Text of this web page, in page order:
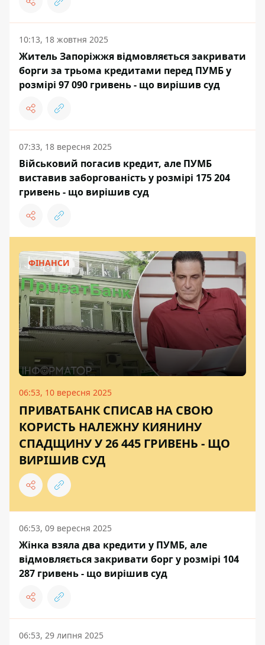
10:13, 18 жовтня 2025
Житель Запоріжжя відмовляється закривати
борги за трьома кредитами перед ПУМБ у
розмірі 97 090 гривень - що вирішив суд
07:33, 18 вересня 2025
Військовий погасив кредит, але ПУМБ
виставив заборгованість у розмірі 175 204
гривень - що вирішив суд
ФІНАНСИ
06:53, 10 вересня 2025
ПРИВАТБАНК СПИСАВ НА СВОЮ
КОРИСТЬ НАЛЕЖНУ КИЯНИНУ
СПАДЩИНУ У 26 445 ГРИВЕНЬ - ЩО
ВИРІШИВ СУД
06:53, 09 вересня 2025
Жінка взяла два кредити у ПУМБ, але
відмовляється закривати борг у розмірі 104
287 гривень - що вирішив суд
06:53, 29 липня 2025